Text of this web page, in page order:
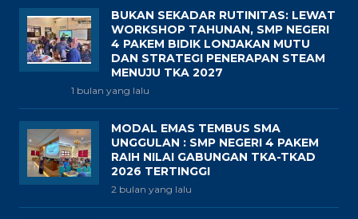
BUKAN SEKADAR RUTINITAS: LEWAT
WORKSHOP TAHUNAN, SMP NEGERI
4 PAKEM BIDIK LONJAKAN MUTU
DAN STRATEGI PENERAPAN STEAM
MENUJU TKA 2027
1 bulan yang lalu
MODAL EMAS TEMBUS SMA
UNGGULAN : SMP NEGERI 4 PAKEM
RAIH NILAI GABUNGAN TKA-TKAD
2026 TERTINGGI
2 bulan yang lalu